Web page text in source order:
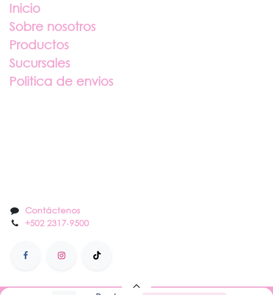
Inicio
Sobre nosotros
Productos
Sucursales
Politica de envios
Contáctenos
+502 2317-9500